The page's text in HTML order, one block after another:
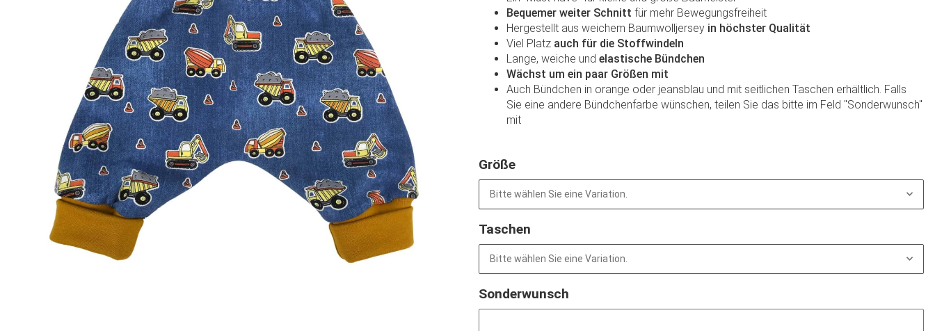
Bequemer weiter Schnitt für mehr Bewegungsfreiheit
Hergestellt aus weichem Baumwolljersey in höchster Qualität
Viel Platz auch für die Stoffwindeln
Lange, weiche und elastische Bündchen
Wächst um ein paar Größen mit
Auch Bündchen in orange oder jeansblau und mit seitlichen Taschen erhältlich. Falls
Sie eine andere Bündchenfarbe wünschen, teilen Sie das bitte im Feld "Sonderwunsch"
mit
Größe
Bitte wählen Sie eine Variation.
Taschen
Bitte wählen Sie eine Variation.
Sonderwunsch